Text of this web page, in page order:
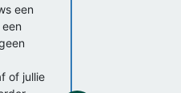
een
of jullie